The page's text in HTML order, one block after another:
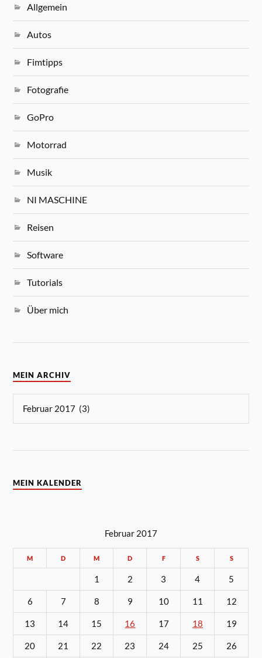
Allgemein
Autos
Fimtipps
Fotografie
GoPro
Motorrad
Musik
NI MASCHINE
Reisen
Software
Tutorials
Über mich
MEIN ARCHIV
MEIN KALENDER
Februar 2017
M D M D F S S
1 2 3 4 5
6 7 8 9 10 11 12
13 14 15 16 17 18 19
20 21 22 23 24 25 26